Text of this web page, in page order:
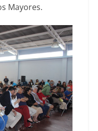
Mayores.